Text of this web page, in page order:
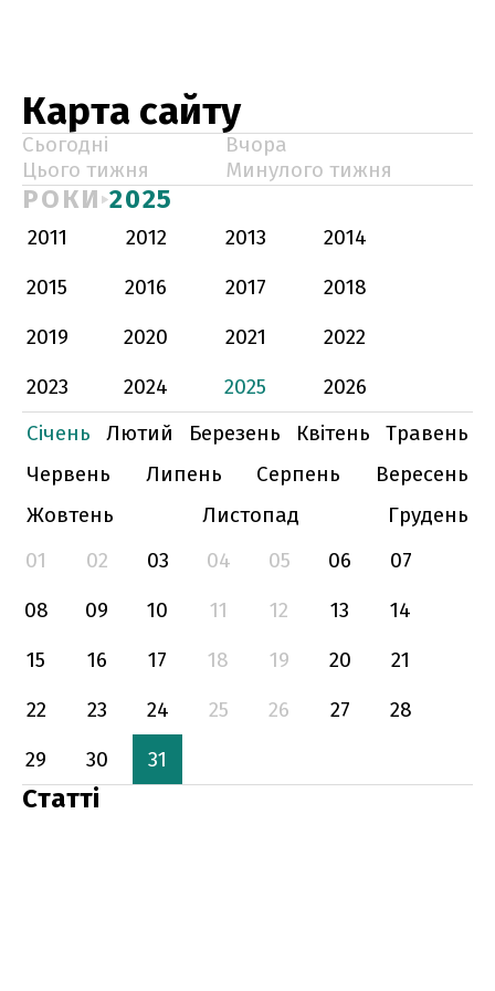
Карта сайту
Сьогодні
Вчора
Цього тижня
Минулого тижня
РОКИ 2025
2011 2012 2013
2014
2015
2016 2017
2018
2019
2020 2021
2022
2023
2024 2025
2026
Січень
Лютий Березень Квітень
Травень
Червень
Липень Серпень
Вересень
Жовтень
Листопад
Грудень
01
02 03 04 05 06
07
08
09 10 11 12 13
14
15
16 17 18 19 20
21
22
23 24 25 26 27
28
29
30 31
Статті